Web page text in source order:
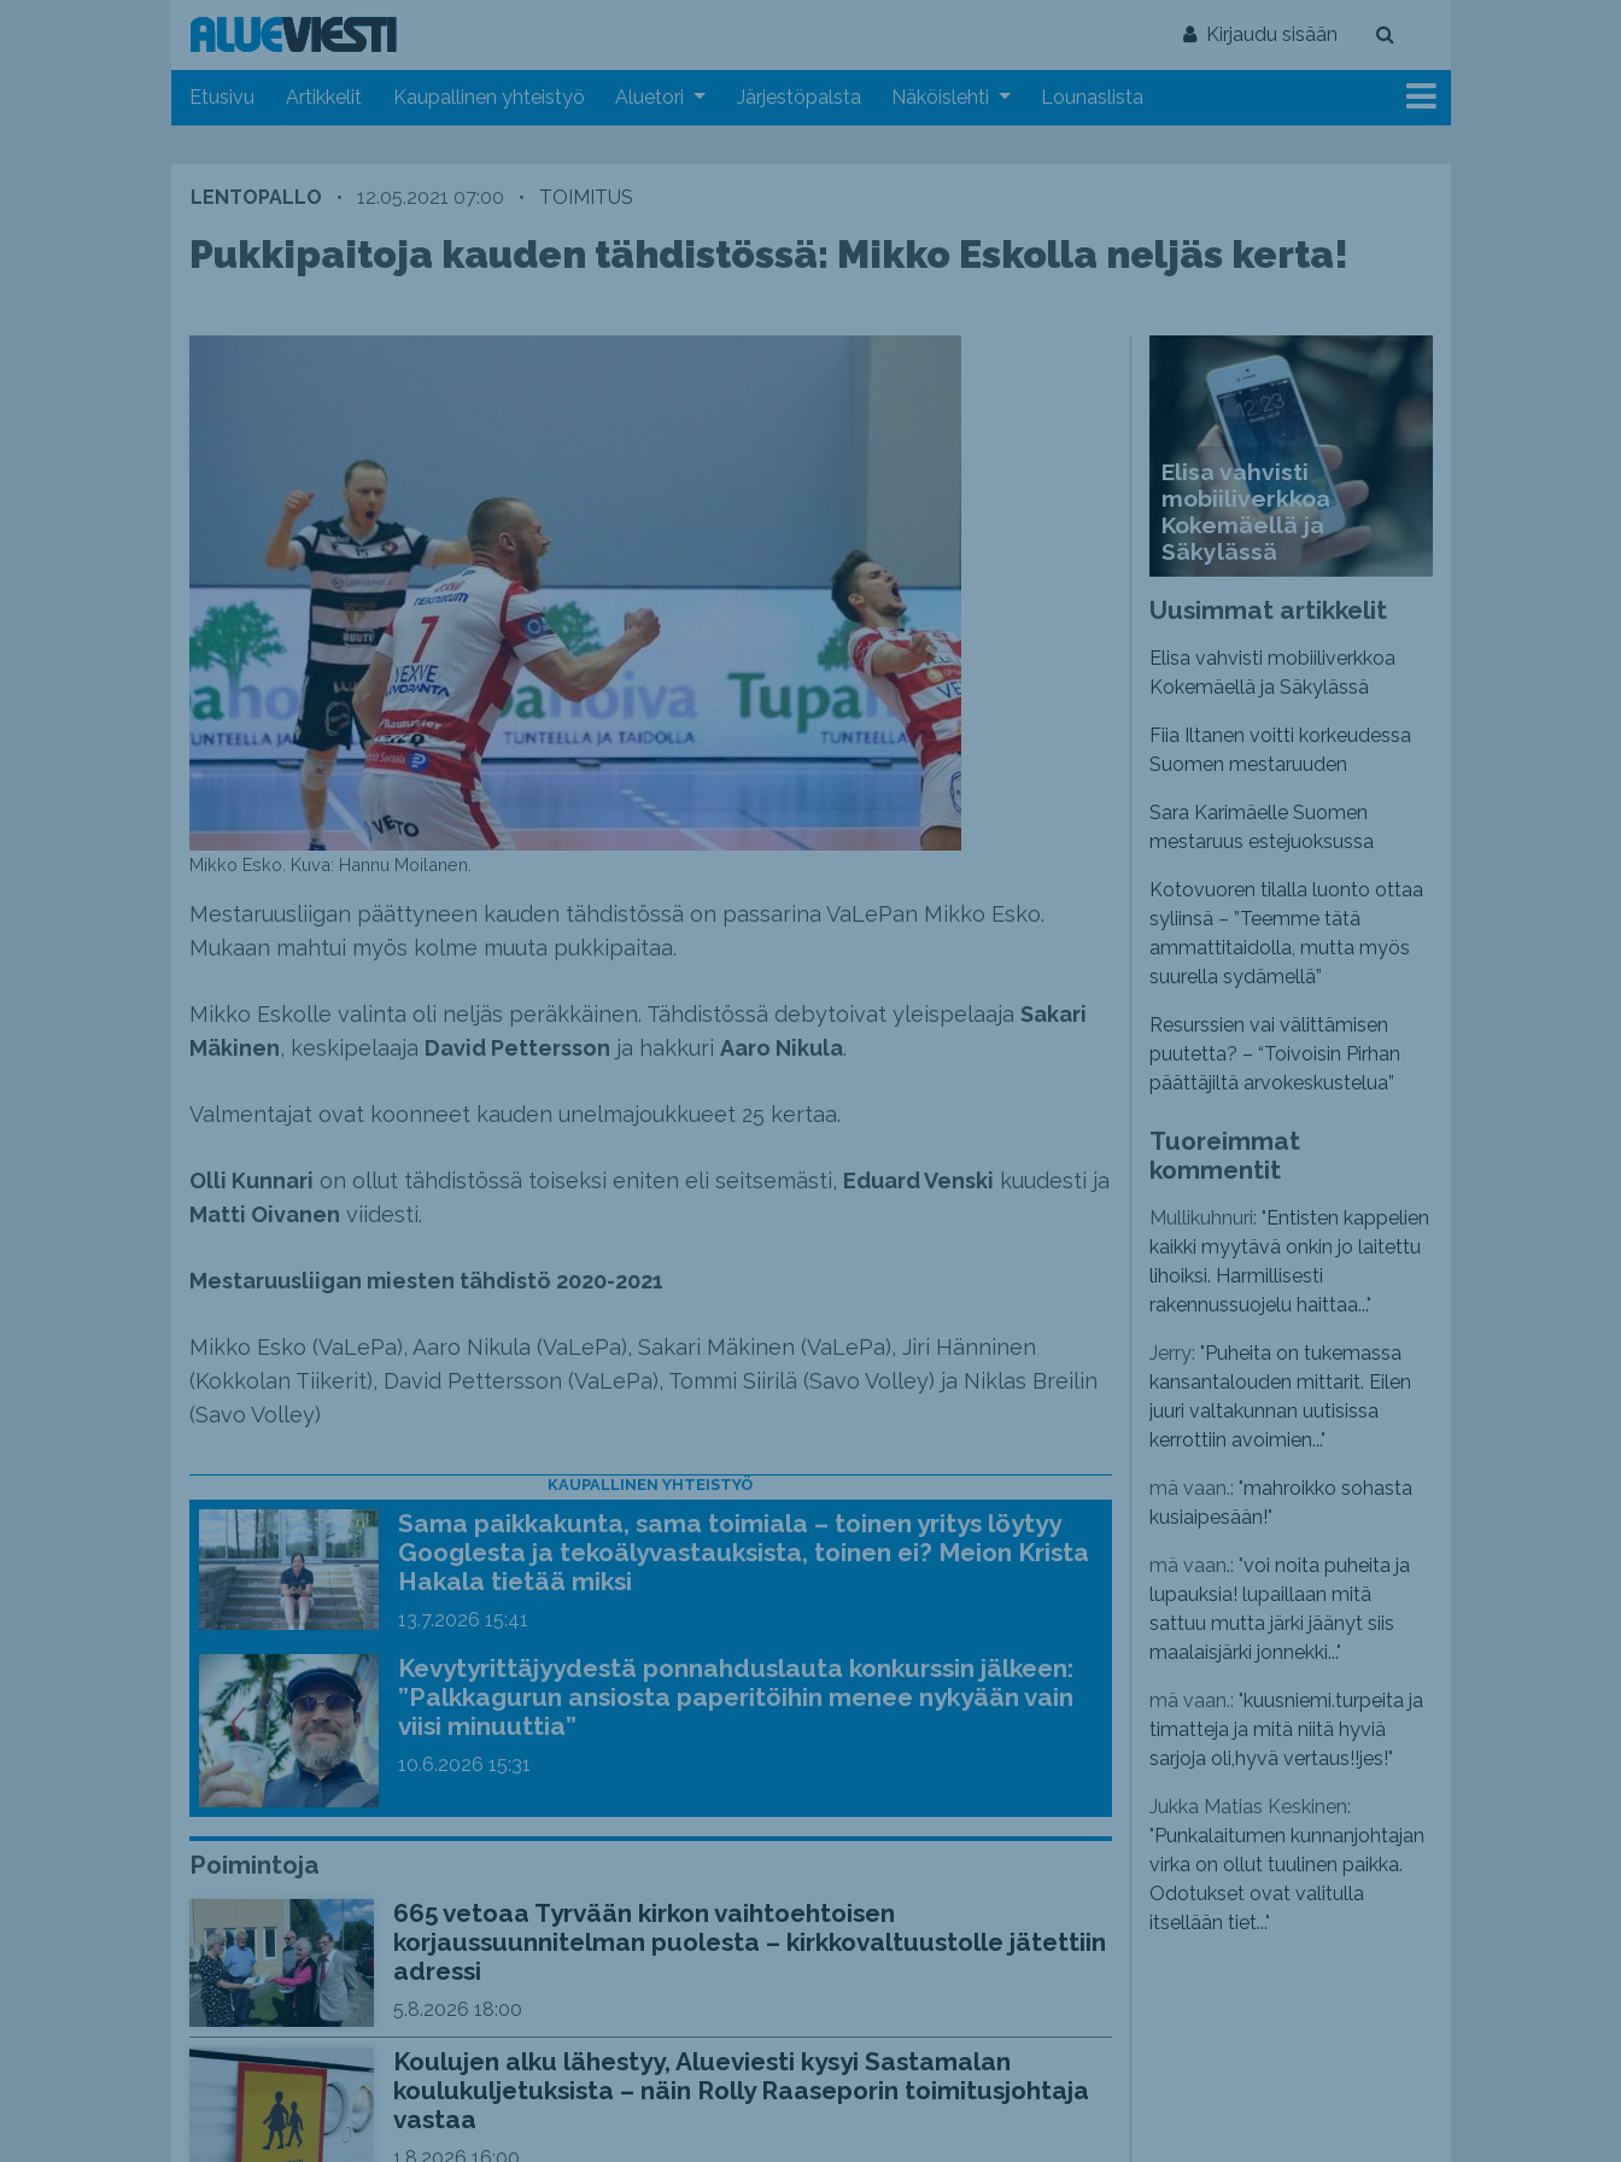
Kirjaudu sisään
Etusivu Artikkelit Kaupallinen yhteistyö Aluetori Järjestöpalsta Näköislehti Lounaslista
LENTOPALLO • 12.05.2021 07:00 • TOIMITUS
Pukkipaitoja kauden tähdistössä: Mikko Eskolla neljäs kerta!
Mikko Esko. Kuva: Hannu Moilanen.
Mestaruusliigan päättyneen kauden tähdistössä on passarina VaLePan Mikko Esko.
Mukaan mahtui myös kolme muuta pukkipaitaa.
Mikko Eskolle valinta oli neljäs peräkkäinen. Tähdistössä debytoivat yleispelaaja Sakari
Mäkinen, keskipelaaja David Pettersson ja hakkuri Aaro Nikula.
Valmentajat ovat koonneet kauden unelmajoukkueet 25 kertaa.
Olli Kunnari on ollut tähdistössä toiseksi eniten eli seitsemästi, Eduard Venski kuudesti ja
Matti Oivanen viidesti.
Mestaruusliigan miesten tähdistö 2020-2021
Mikko Esko (VaLePa), Aaro Nikula (VaLePa), Sakari Mäkinen (VaLePa), Jiri Hänninen
(Kokkolan Tiikerit), David Pettersson (VaLePa), Tommi Siirilä (Savo Volley) ja Niklas Breilin
(Savo Volley)
KAUPALLINEN YHTEISTYÖ
Sama paikkakunta, sama toimiala – toinen yritys löytyy
Googlesta ja tekoälyvastauksista, toinen ei? Meion Krista
Hakala tietää miksi
13.7.2026 15:41
Kevytyrittäjyydestä ponnahduslauta konkurssin jälkeen:
”Palkkagurun ansiosta paperitöihin menee nykyään vain
viisi minuuttia”
10.6.2026 15:31
Poimintoja
665 vetoaa Tyrvään kirkon vaihtoehtoisen
korjaussuunnitelman puolesta – kirkkovaltuustolle jätettiin
adressi
5.8.2026 18:00
Koulujen alku lähestyy, Alueviesti kysyi Sastamalan
koulukuljetuksista – näin Rolly Raaseporin toimitusjohtaja
vastaa
Elisa vahvisti
mobiiliverkkoa
Kokemäellä ja
Säkylässä
Uusimmat artikkelit
Elisa vahvisti mobiiliverkkoa
Kokemäellä ja Säkylässä
Fiia Iltanen voitti korkeudessa
Suomen mestaruuden
Sara Karimäelle Suomen
mestaruus estejuoksussa
Kotovuoren tilalla luonto ottaa
syliinsä – ”Teemme tätä
ammattitaidolla, mutta myös
suurella sydämellä”
Resurssien vai välittämisen
puutetta? – “Toivoisin Pirhan
päättäjiltä arvokeskustelua”
Tuoreimmat
kommentit
Mullikuhnuri: " Entisten kappelien
kaikki myytävä onkin jo laitettu
lihoiksi. Harmillisesti
rakennussuojelu haittaa..."
Jerry: " Puheita on tukemassa
kansantalouden mittarit. Eilen
juuri valtakunnan uutisissa
kerrottiin avoimien..."
mä vaan.: "mahroikko sohasta
kusiaipesään!"
mä vaan.: "voi noita puheita ja
lupauksia! lupaillaan mitä
sattuu mutta järki jäänyt siis
maalaisjärki jonnekki..."
mä vaan.: "kuusniemi.turpeita ja
timatteja ja mitä niitä hyviä
sarjoja oli,hyvä vertaus!!jes!"
Jukka Matias Keskinen:
" Punkalaitumen kunnanjohtajan
virka on ollut tuulinen paikka.
Odotukset ovat valitulla
itsellään tiet..."